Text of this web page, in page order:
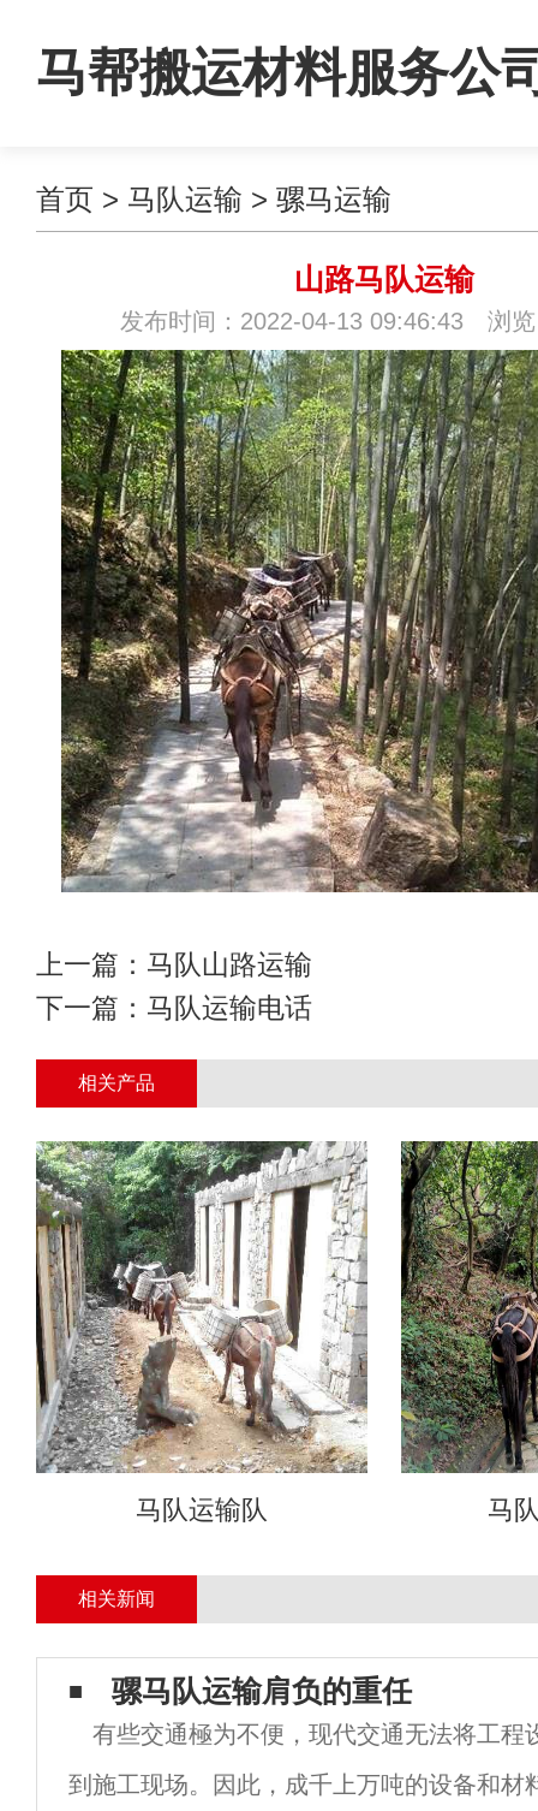
马帮搬运材料服务公
首页 > 马队运输 > 骡马运输
山路马队运输
发布时间：2022-04-13 09:46:43 浏览
上一篇： 马队山路运输
下一篇： 马队运输电话
相关产品
马队运输队 马
相关新闻
骡马队运输肩负的重任
有些交通極为不便，现代交通无法将工程
到施工现场。因此，成千上万吨的设备和材